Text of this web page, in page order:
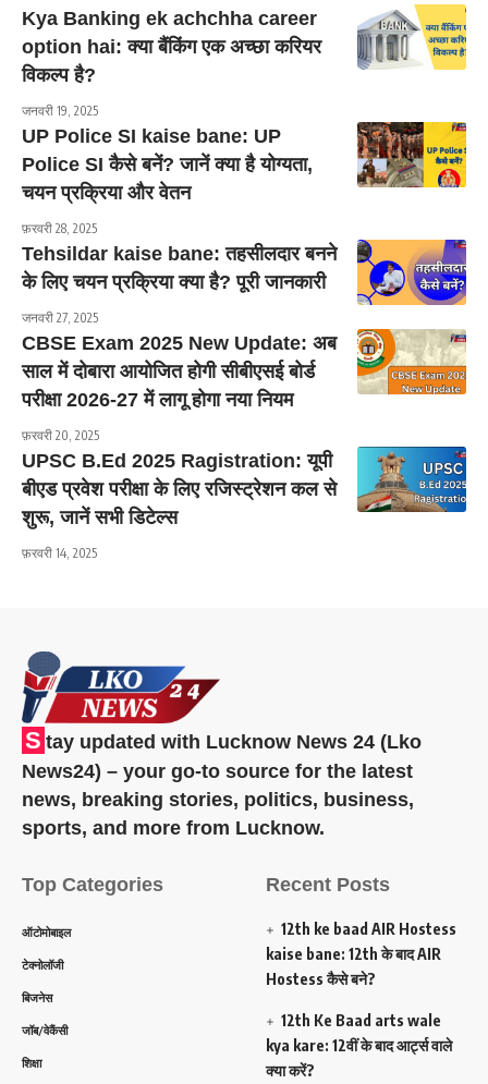
Kya Banking ek achchha career
option hai: क्या बैंकिंग एक अच्छा करियर
विकल्प है?
जनवरी 19, 2025
UP Police SI kaise bane: UP
Police SI कैसे बनें? जानें क्या है योग्यता,
चयन प्रक्रिया और वेतन
फ़रवरी 28, 2025
Tehsildar kaise bane: तहसीलदार बनने
के लिए चयन प्रक्रिया क्या है? पूरी जानकारी
जनवरी 27, 2025
CBSE Exam 2025 New Update: अब
साल में दोबारा आयोजित होगी सीबीएसई बोर्ड
परीक्षा 2026-27 में लागू होगा नया नियम
फ़रवरी 20, 2025
UPSC B.Ed 2025 Ragistration: यूपी
बीएड प्रवेश परीक्षा के लिए रजिस्ट्रेशन कल से
शुरू, जानें सभी डिटेल्स
फ़रवरी 14, 2025
S tay updated with Lucknow News 24 (Lko
News24) – your go-to source for the latest
news, breaking stories, politics, business,
sports, and more from Lucknow.
Top Categories
ऑटोमोबाइल
टेक्नोलॉजी
बिजनेस
जॉब/वेकैंसी
शिक्षा
Recent Posts
12th ke baad AIR Hostess
kaise bane: 12th के बाद AIR
Hostess कैसे बने?
12th Ke Baad arts wale
kya kare: 12वीं के बाद आर्ट्स वाले
क्या करें?